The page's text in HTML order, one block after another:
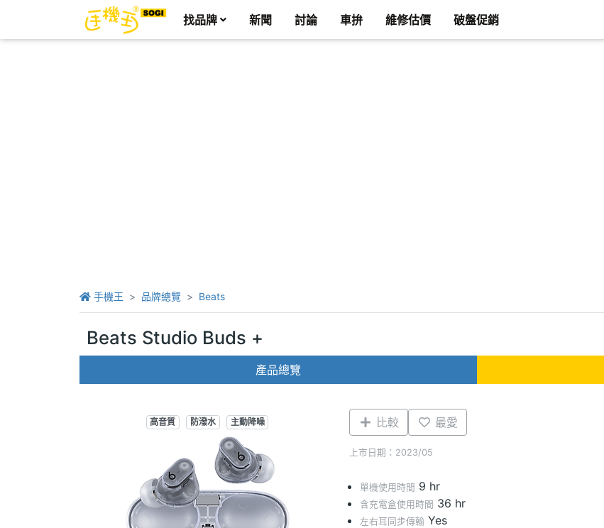
找品牌 新聞 討論 車拚 維修估價 破盤促銷
手機王 品牌總覽 Beats
Beats Studio Buds +
產品總覽
高音質 防潑水 主動降噪 比較 最愛
上市日期：2023/05
單機使用時間 9 hr
含充電盒使用時間 36 hr
左右耳同步傳輸 Yes